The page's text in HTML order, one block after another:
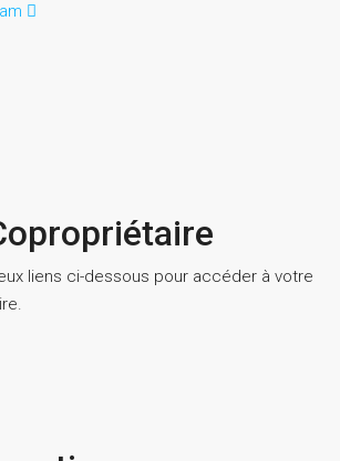
liens ci-dessous pour accéder à votre